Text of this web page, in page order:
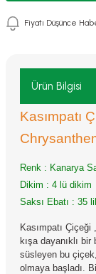
Fiyatı Düşünce
Ürün Bilgisi
Kasımpatı
Renk : Kanarya
Dikim : 4 lü dikim
Saksı Ebatı : 35
Kasımpatı Çiçeği
kışa dayanıklı
süsleyen bu
olmaya başladı .